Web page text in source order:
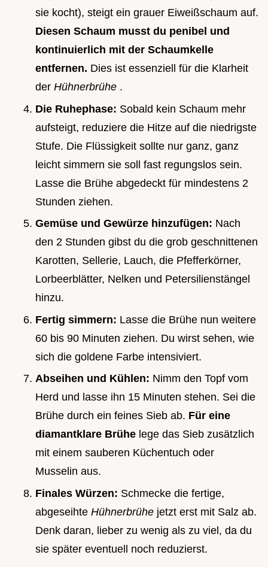
sie kocht), steigt ein grauer Eiweißschaum auf.
Diesen Schaum musst du penibel und
kontinuierlich mit der Schaumkelle
entfernen. Dies ist essenziell für die Klarheit
der Hühnerbrühe .
Die Ruhephase: Sobald kein Schaum mehr
aufsteigt, reduziere die Hitze auf die niedrigste
Stufe. Die Flüssigkeit sollte nur ganz, ganz
leicht simmern sie soll fast regungslos sein.
Lasse die Brühe abgedeckt für mindestens 2
Stunden ziehen.
Gemüse und Gewürze hinzufügen: Nach
den 2 Stunden gibst du die grob geschnittenen
Karotten, Sellerie, Lauch, die Pfefferkörner,
Lorbeerblätter, Nelken und Petersilienstängel
hinzu.
Fertig simmern: Lasse die Brühe nun weitere
60 bis 90 Minuten ziehen. Du wirst sehen, wie
sich die goldene Farbe intensiviert.
Abseihen und Kühlen: Nimm den Topf vom
Herd und lasse ihn 15 Minuten stehen. Sei die
Brühe durch ein feines Sieb ab. Für eine
diamantklare Brühe lege das Sieb zusätzlich
mit einem sauberen Küchentuch oder
Musselin aus.
Finales Würzen: Schmecke die fertige,
abgeseihte Hühnerbrühe jetzt erst mit Salz ab.
Denk daran, lieber zu wenig als zu viel, da du
sie später eventuell noch reduzierst.